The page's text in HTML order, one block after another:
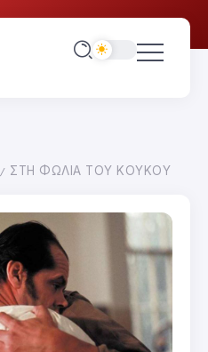
/ ΣΤΗ ΦΩΛΙΑ ΤΟΥ ΚΟΥΚΟΥ